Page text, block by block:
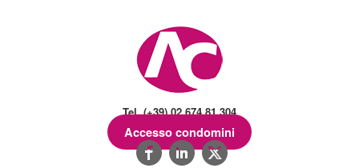
Tel. (+39) 02.674.81.304
Accesso condomini